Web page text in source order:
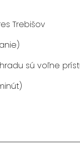
Trebišov
sú voľne